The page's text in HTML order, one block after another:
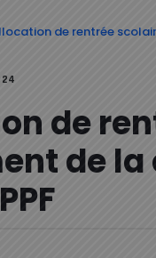
de rentrée
de
de